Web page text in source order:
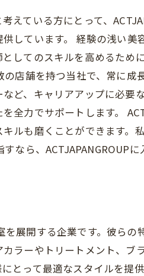
えている方にとって、
しています。 経験の浅い
してのスキルを高めるた
店舗を持つ当社で、常に
ど、キャリアアップに必
全力でサポートします。
ルも磨くことができます
なら、ACTJAPANGROUP
を展開する企業です。彼ら
ラーやトリートメント、
とって最適なスタイルを